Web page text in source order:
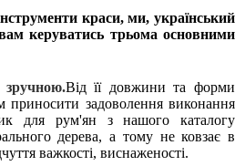
краси, ми, український
керуватись трьома основними
Від її довжини та форми
приносити задоволення виконання
для рум'ян з нашого каталогу
дерева, а тому не ковзає в
важкості, виснаженості.